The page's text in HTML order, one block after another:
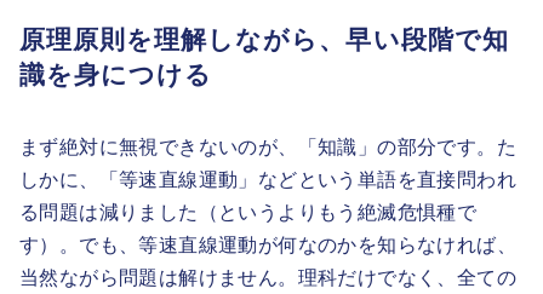
原理原則を理解しながら、早い段階で知
識を身につける
まず絶対に無視できないのが、「知識」の部分です。た
しかに、「等速直線運動」などという単語を直接問われ
る問題は減りました（というよりもう絶滅危惧種で
す）。でも、等速直線運動が何なのかを知らなければ、
当然ながら問題は解けません。理科だけでなく、全ての